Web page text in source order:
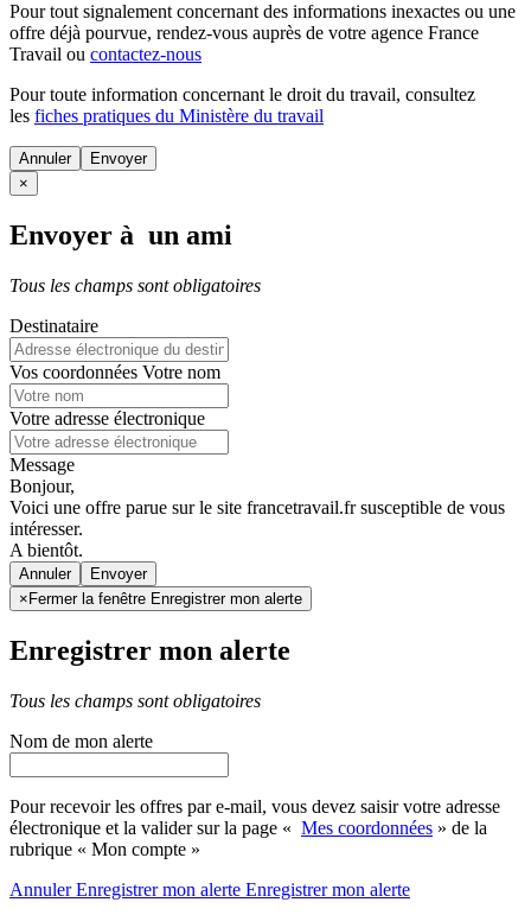
Pour tout signalement concernant des informations inexactes ou une
offre déjà pourvue, rendez-vous auprès de votre agence France
Travail ou contactez-nous
Pour toute information concernant le droit du travail, consultez
les fiches pratiques du Ministère du travail
Annuler
×
Envoyer à un ami
Tous les champs sont obligatoires
Destinataire
Vos coordonnées Votre nom
Votre adresse électronique
Message
Bonjour,
Voici une offre parue sur le site francetravail.fr susceptible de vous
intéresser.
A bientôt.
Annuler
× Fermer la fenêtre Enregistrer mon alerte
Enregistrer mon alerte
Tous les champs sont obligatoires
Nom de mon alerte
Pour recevoir les offres par e-mail, vous devez saisir votre adresse
électronique et la valider sur la page « Mes coordonnées » de la
rubrique « Mon compte »
AnnulerEnregistrer mon alerte Enregistrermon alerte